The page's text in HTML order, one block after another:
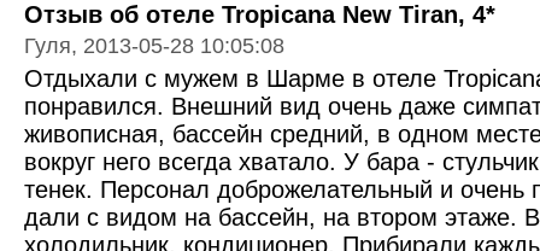
Отзыв об отеле Tropicana New Tiran, 4*
Гуля, 2013-05-28 10:05:08
Отдыхали с мужем в Шарме в отеле
понравился. Внешний вид очень даже
живописная, бассейн средний, в одном
вокруг него всегда хватало. У бара -
тенек. Персонал доброжелательный и
дали с видом на бассейн, на втором этаже.
холодильник, кондиционер. Прибирали